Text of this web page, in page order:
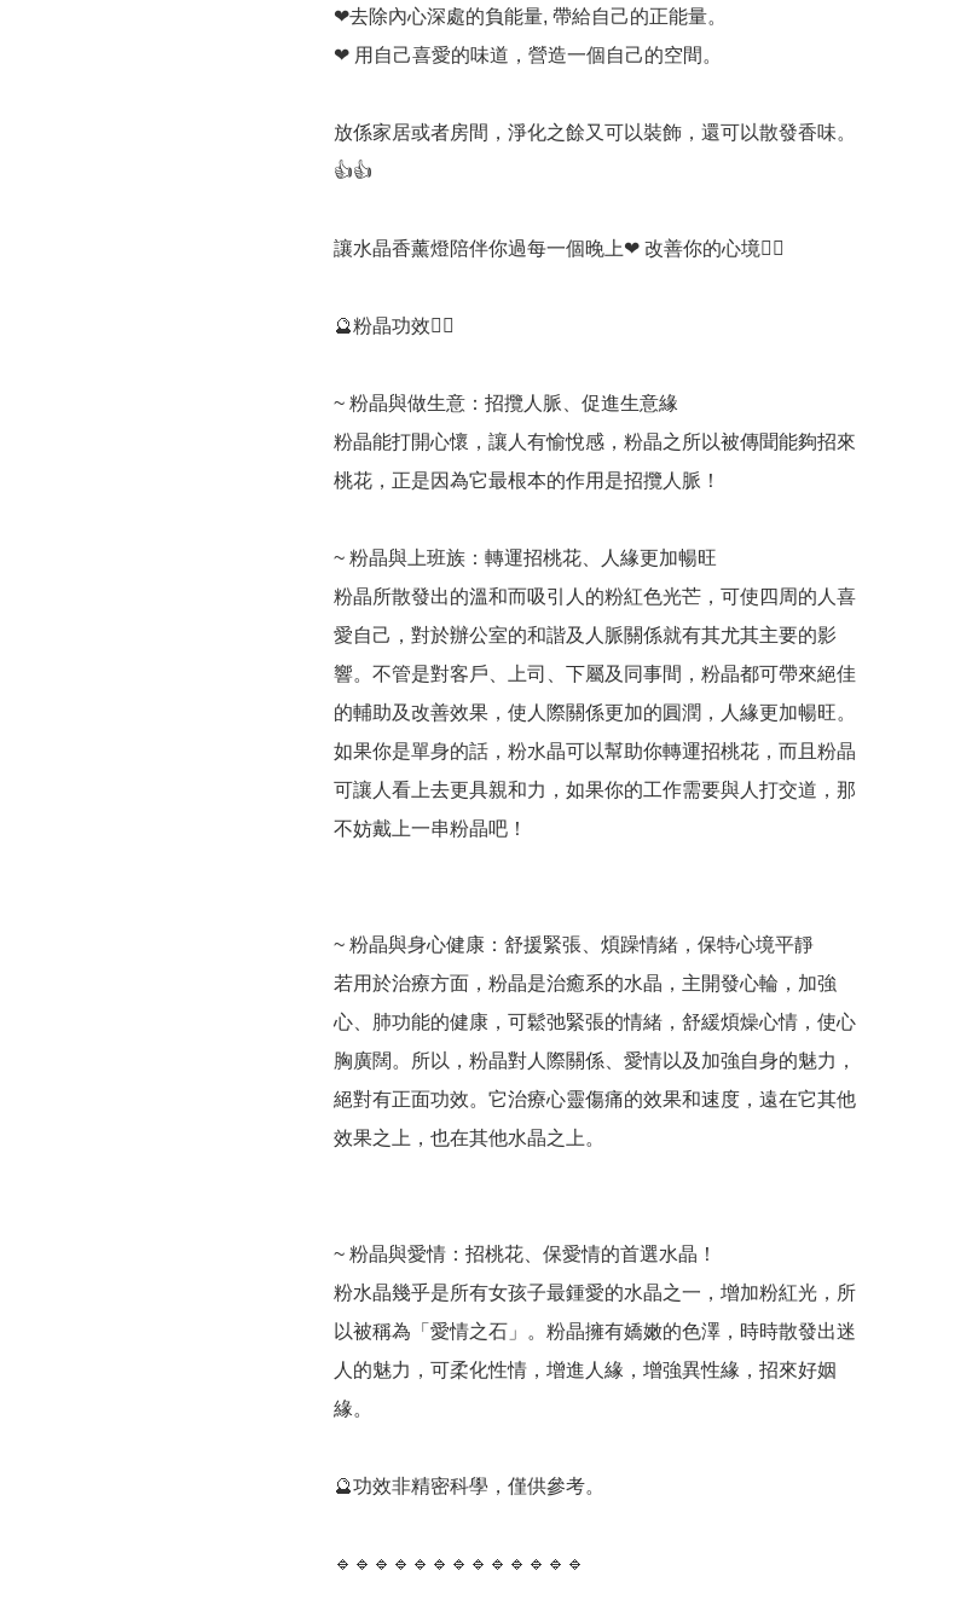
❤去除內心深處的負能量, 帶給自己的正能量。
❤ 用自己喜愛的味道，營造一個自己的空間。
放係家居或者房間，淨化之餘又可以裝飾，還可以散發香味。
👍👍
讓水晶香薰燈陪伴你過每一個晚上❤ 改善你的心境👍🏻
🔮粉晶功效💁‍♀️
~ 粉晶與做生意：招攬人脈、促進生意緣
粉晶能打開心懷，讓人有愉悅感，粉晶之所以被傳聞能夠招來
桃花，正是因為它最根本的作用是招攬人脈！
~ 粉晶與上班族：轉運招桃花、人緣更加暢旺
粉晶所散發出的溫和而吸引人的粉紅色光芒，可使四周的人喜
愛自己，對於辦公室的和諧及人脈關係就有其尤其主要的影
響。不管是對客戶、上司、下屬及同事間，粉晶都可帶來絕佳
的輔助及改善效果，使人際關係更加的圓潤，人緣更加暢旺。
如果你是單身的話，粉水晶可以幫助你轉運招桃花，而且粉晶
可讓人看上去更具親和力，如果你的工作需要與人打交道，那
不妨戴上一串粉晶吧！
~ 粉晶與身心健康：舒援緊張、煩躁情緒，保特心境平靜
若用於治療方面，粉晶是治癒系的水晶，主開發心輪，加強
心、肺功能的健康，可鬆弛緊張的情緒，舒緩煩燥心情，使心
胸廣闊。所以，粉晶對人際關係、愛情以及加強自身的魅力，
絕對有正面功效。它治療心靈傷痛的效果和速度，遠在它其他
效果之上，也在其他水晶之上。
~ 粉晶與愛情：招桃花、保愛情的首選水晶！
粉水晶幾乎是所有女孩子最鍾愛的水晶之一，增加粉紅光，所
以被稱為「愛情之石」。粉晶擁有嬌嫩的色澤，時時散發出迷
人的魅力，可柔化性情，增進人緣，增強異性緣，招來好姻
緣。
🔮功效非精密科學，僅供參考。
🔹️🔹️🔹️🔹️🔹️🔹️🔹️🔹️🔹️🔹️🔹️🔹️🔹️